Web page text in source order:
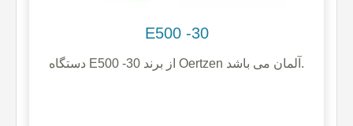
E500 -30
دستگاه E500 -30 از برند Oertzen آلمان می باشد.